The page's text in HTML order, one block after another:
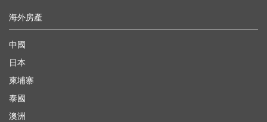
海外房產
中國
日本
柬埔寨
泰國
澳洲